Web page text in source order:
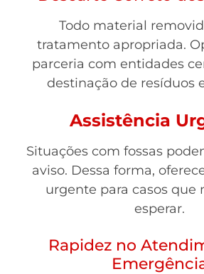
Todo material
tratamento apropriada.
parceria com entidades
destinação de resíduos
Assistência
Situações com fossas
aviso. Dessa forma,
urgente para casos que
esperar.
Rapidez no